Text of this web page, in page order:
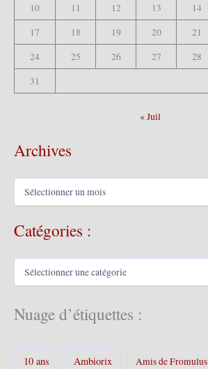
10
11 12 13 14
17
18 19 20 21
24
25 26 27 28
31
« Juil
Archives
h
s
Catégories :
C
g
Nuage d’étiquettes :
10 ans Ambiorix Amis de Fromulus